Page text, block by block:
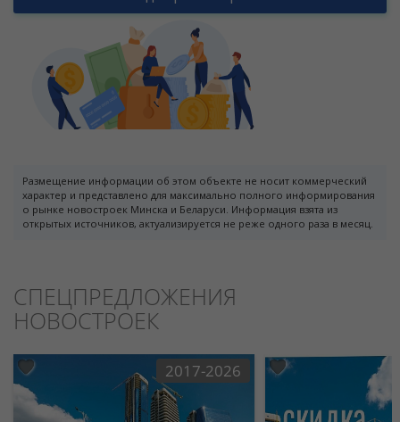
Размещение информации об этом объекте не носит коммерческий
характер и представлено для максимально полного информирования
о рынке новостроек Минска и Беларуси. Информация взята из
открытых источников, актуализируется не реже одного раза в месяц.
СПЕЦПРЕДЛОЖЕНИЯ
НОВОСТРОЕК
2017-2026